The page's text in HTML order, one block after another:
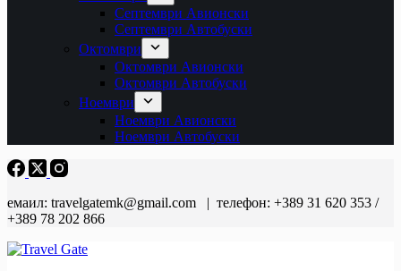
Септември Авионски
Септември Автобуски
Октомври
Октомври Авионски
Октомври Автобуски
Ноември
Ноември Авионски
Ноември Автобуски
емаил: travelgatemk@gmail.com | телефон: +389 31 620 353 /
+389 78 202 866